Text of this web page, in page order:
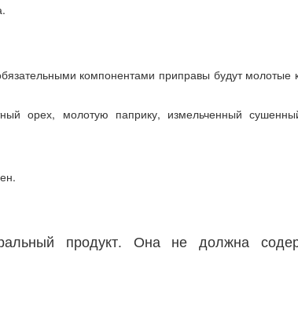
компонентами приправы будут молотые
орех, молотую паприку, измельченный
продукт. Она не должна